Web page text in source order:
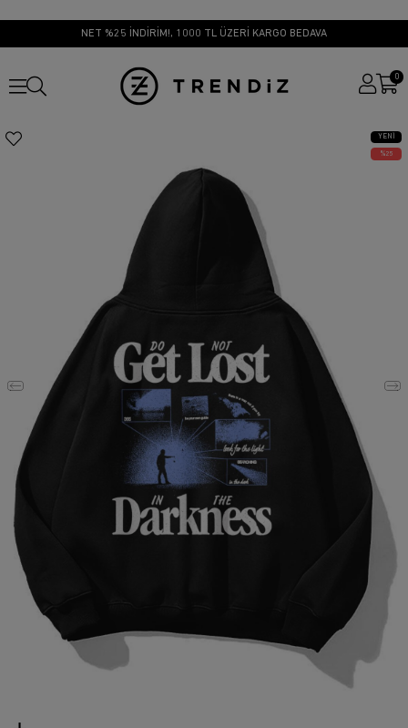
NET %25 İNDİRİM!, 1000 TL ÜZERİ KARGO BEDAVA
0
YENI
ÜRÜN
25